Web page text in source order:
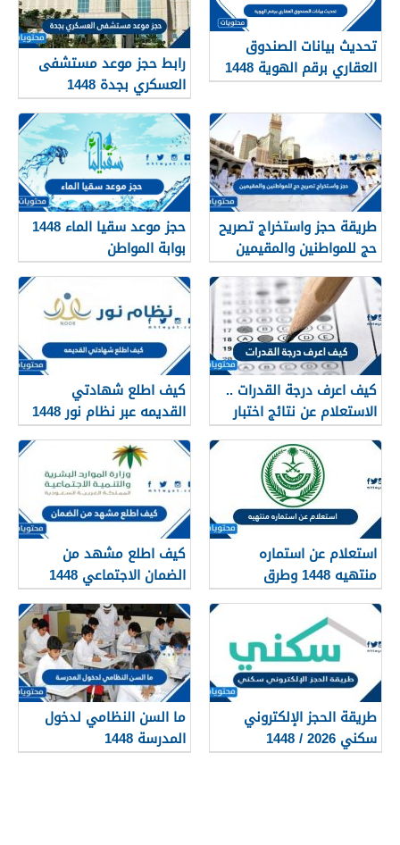
تحديث بيانات الصندوق
العقاري برقم الهوية 1448
الرابط والخطوات
رابط حجز موعد مستشفى
العسكري بجدة 1448
طريقة حجز واستخراج تصريح
حج للمواطنين والمقيمين
1448
حجز موعد سقيا الماء 1448
بوابة المواطن
كيف اعرف درجة القدرات ..
الاستعلام عن نتائج اختبار
القدرات 1448
كيف اطلع شهادتي
القديمه عبر نظام نور 1448
استعلام عن استماره
منتهيه 1448 وطرق
تجديدها
كيف اطلع مشهد من
الضمان الاجتماعي 1448
طريقة الحجز الإلكتروني
سكني 2026 / 1448
بالتفصيل
ما السن النظامي لدخول
المدرسة 1448